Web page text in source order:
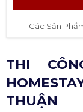
Các Sản
THI
THUẬN